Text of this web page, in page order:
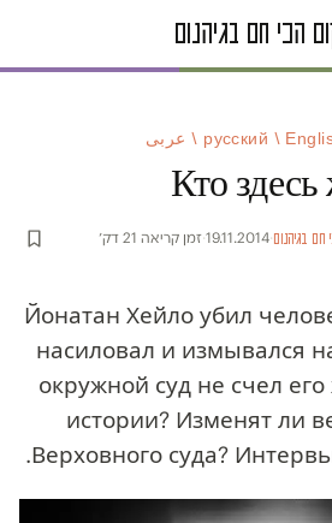
Кто здесь
חם בגיהנום·
19.11.2014
·זמן קריאה 21 דק׳
Йонатан Хейло убил
насиловал и измывался
окружной суд не счел
истории? Изменят ли
Верховного суда?